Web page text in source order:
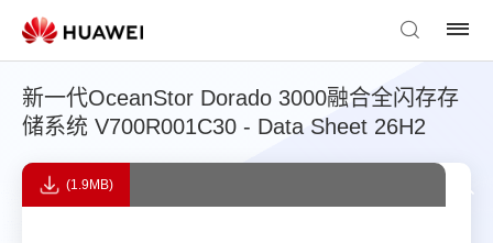
新一代OceanStor Dorado 3000融合全闪存存
储系统 V700R001C30 - Data Sheet 26H2
(1.9MB)